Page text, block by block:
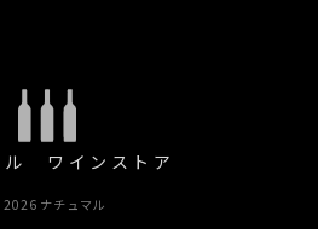
ル ワインストア
ナチュマル